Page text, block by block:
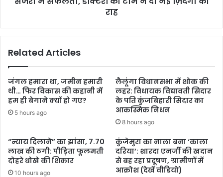
राह
Related Articles
जंगल हमारा था, जमीन हमारी
थी… फिर विकास की कहानी में
हम ही बेगाने क्यों हो गए?
5 hours ago
लैलूंगा विधानसभा में शोक की
लहर: विधायक विद्यावती सिदार
के पति कुंजबिहारी सिदार का
आकस्मिक निधन
8 hours ago
“न्याय दिलाने” का झांसा, 7.70
लाख की ठगी: पीड़िता फूलमती
दोहरे धोखे की शिकार
10 hours ago
कुंजेमुरा का नाला बना ‘काला
दरिया’: शारदा एनर्जी की खदान
से बह रहा प्रदूषण, ग्रामीणों में
आक्रोश (देखें वीडियो)